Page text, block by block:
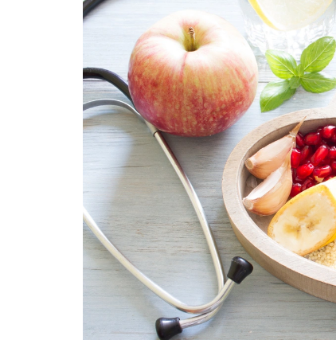
Skład produktów
Zdrowe kości i stawy
Wywiady